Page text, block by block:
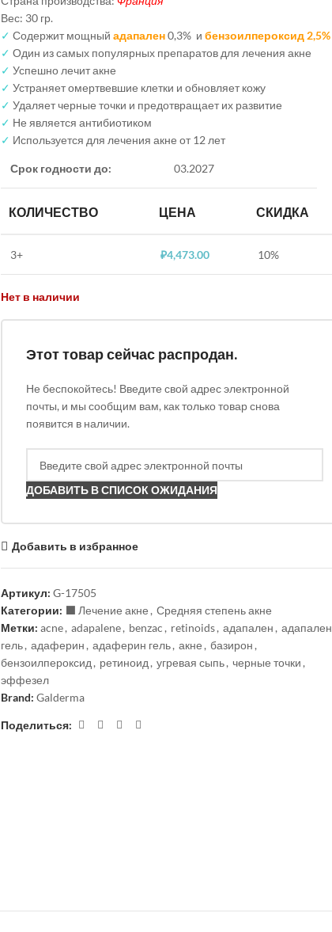
Вес: 30 гр.
✓ Содержит мощныйадапален0,3% и бензоилпероксид 2,5%
✓Один из самых популярных препаратов для лечения акне
✓ Успешно лечит акне
✓Устраняет омертвевшие клетки и обновляет кожу
✓Удаляет черные точки и предотвращает их развитие
✓ Не является антибиотиком
✓ Используется для лечения акне от 12 лет
Срок годности до: 03.2027
КОЛИЧЕСТВО ЦЕНА СКИДКА
3+ ₽4,473.00 10%
Нет в наличии
Этот товар сейчас распродан.
Не беспокойтесь! Введите свой адрес электронной
почты, и мы сообщим вам, как только товар снова
появится в наличии.
ДОБАВИТЬ В СПИСОК ОЖИДАНИЯ
Добавить в избранное
Артикул:G-17505
Категории:
⬛️ Лечение акне , Средняя степень акне
Метки: acne, adapalene, benzac , retinoids, адапален , адапален
гель, адаферин , адаферин гель, акне , базирон ,
бензоилпероксид, ретиноид, угревая сыпь, черные точки ,
эффезел
Brand:Galderma
Поделиться: